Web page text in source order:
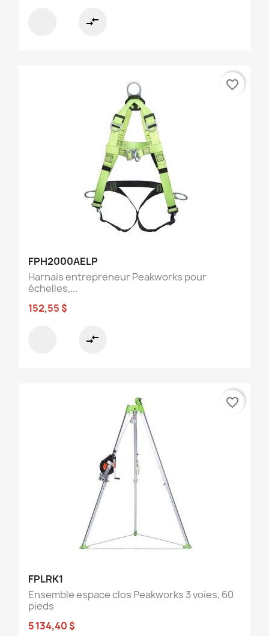
compare_arrows
FPH2000AELP
Harnais entrepreneur Peakworks pour
échelles,...
152,55 $
compare_arrows
favorite_border
FPLRK1
Ensemble espace clos Peakworks 3 voies, 60
pieds
5 134,40 $
favorite_border